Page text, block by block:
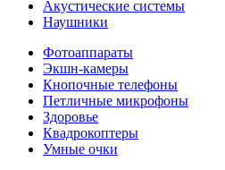
Акустические системы
Наушники
Фотоаппараты
Экшн-камеры
Кнопочные телефоны
Петличные микрофоны
Здоровье
Квадрокоптеры
Умные очки